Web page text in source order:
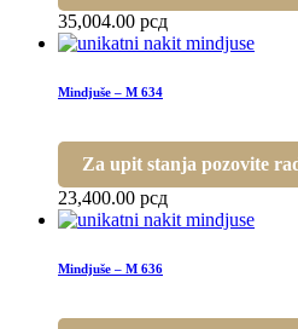
35,004.00 рсд
Mindjuše – M 634
Za upit stanja pozovite
23,400.00 рсд
Mindjuše – M 636